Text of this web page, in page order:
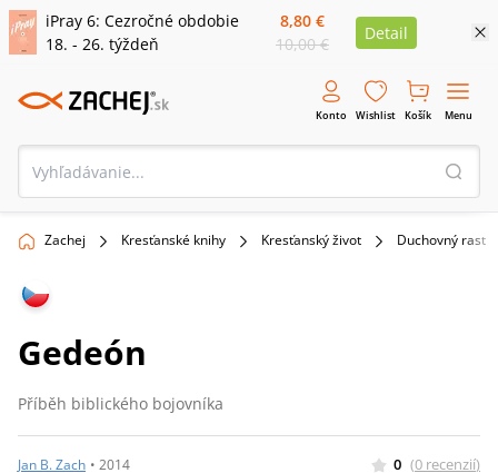
iPray 6: Cezročné obdobie
18. - 26. týždeň
8,80 €
10,00 €
Detail
Konto Wishlist Košík Menu
Zachej Kresťanské knihy Kresťanský život Duchovný rast
Gedeón
Příběh biblického bojovníka
Jan B. Zach • 2014 0 (0 recenzií)